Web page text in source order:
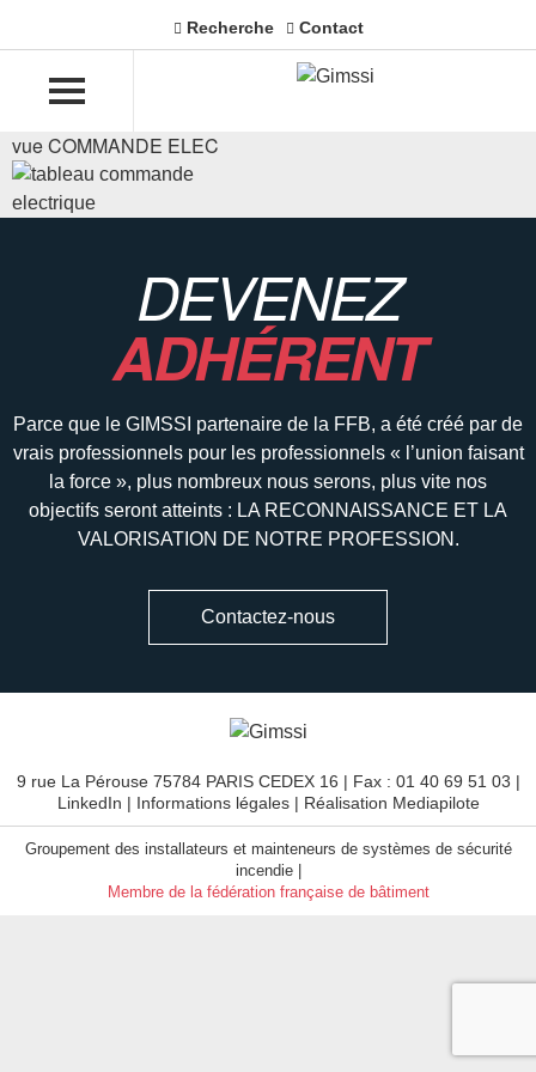
Recherche Contact
vue COMMANDE ELEC
DEVENEZ
ADHÉRENT
Parce que le GIMSSI partenaire de la FFB, a été créé par de
vrais professionnels pour les professionnels « l’union faisant
la force », plus nombreux nous serons, plus vite nos
objectifs seront atteints : LA RECONNAISSANCE ET LA
VALORISATION DE NOTRE PROFESSION.
Contactez-nous
9 rue La Pérouse 75784 PARIS CEDEX 16 | Fax : 01 40 69 51 03 |
LinkedIn | Informations légales| Réalisation Mediapilote
Groupement des installateurs et mainteneurs de systèmes de sécurité
incendie |
Membre de la fédération française de bâtiment